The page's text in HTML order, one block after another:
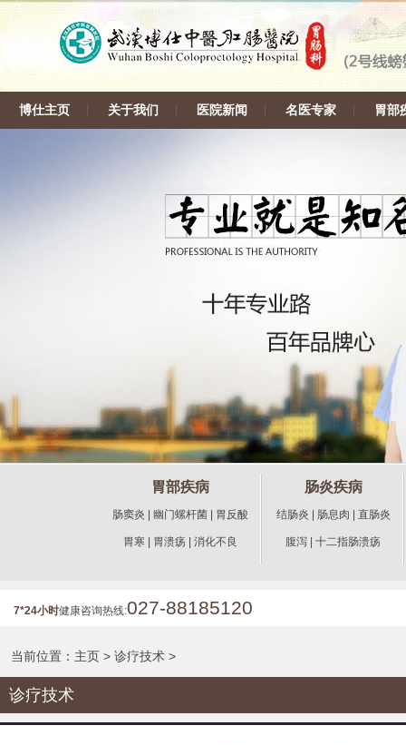
博仕主页 关于我们 医院新闻 名医专家 胃部
胃部疾病
肠窦炎 幽门螺杆菌| 胃反酸
胃寒 胃溃疡 消化不良
肠炎疾病
结肠炎 肠息肉 直肠炎
腹泻 十二指肠溃疡
7*24小时健康咨询热线:027-88185120
当前位置： 主页 > 诊疗技术 >
诊疗技术